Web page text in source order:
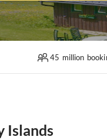
45 million
Islands